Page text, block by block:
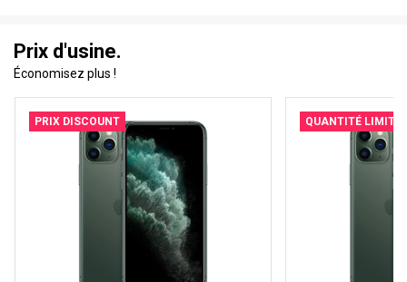
Prix d'usine.
Économisez plus !
PRIX DISCOUNT QUANTITÉ